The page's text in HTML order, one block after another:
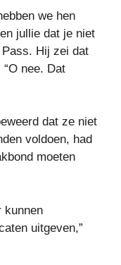
we hen
jullie dat je niet
Pass. Hij zei dat
nee. Dat
dat ze niet
voldoen, had
moeten
kunnen
uitgeven,”